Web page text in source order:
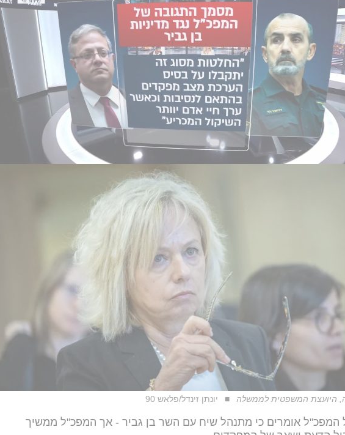
המשפטית לממשלה: "ניסיונכם להלך אימים ולבצע ניסיון סחיטה של
ממש באמצעות האיום בדבר שינוי עמדתכם בבג"ץ 9037-08-24 (העוסק, ללא בסיס
כהונתו של השר לביטחון לאומי) מעיד כאלף עדים על הפוליטיזציה
נגוע הייעוץ המשפטי לממשלה".
לא יזיזו אותי מכוונתי לפעול בצורה מקצועית, עניינית ויסודית. אעניק
לכם, לפנים משורת הדין 24 שעות נוספות לקיים את חובת ההיוועצות בצורה עניינית
את עמדתכם ביחס למדיניות המוצעת (זאת לאחר שטיוטה ראשונה
חודשים) בהיעדר מענה ענייני אראה את חובת ההיוועצות ככזו
המדיניות יפורסם וייכנס לתוקף", סיכם.
היועצת המשפטית לממשלה יונתן זינדל/פלאש 90
המפכ"ל אומרים כי מתנהל שיח עם השר בן גביר - אך המפכ"ל ממשיך